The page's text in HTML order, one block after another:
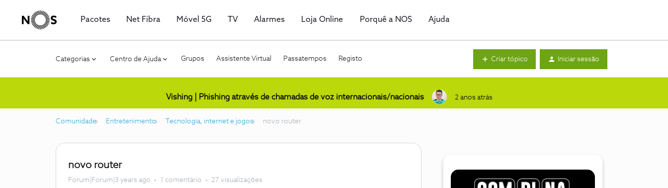
Pacotes Net Fibra Móvel 5G TV Alarmes Loja Online Porquê a NOS Ajuda
Categorias Centro de Ajuda Grupos Assistente Virtual Passatempos Registo Criar tópico Iniciar sessão
Vishing | Phishing através de chamadas de voz internacionais/nacionais 2 anos atrás
Comunidade Entretenimento Tecnologia, internet e jogos novo router
novo router
Forum|Forum|3 years ago 1 comentário 27 visualizações